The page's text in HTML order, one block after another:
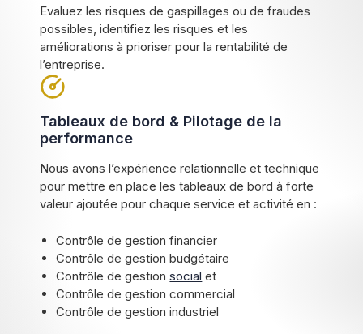
Evaluez les risques de gaspillages ou de fraudes
possibles, identifiez les risques et les
améliorations à prioriser pour la rentabilité de
l’entreprise.
Tableaux de bord & Pilotage de la
performance
Nous avons l’expérience relationnelle et technique
pour mettre en place les tableaux de bord à forte
valeur ajoutée pour chaque service et activité en :
Contrôle de gestion financier
Contrôle de gestion budgétaire
Contrôle de gestionsocial et
Contrôle de gestion commercial
Contrôle de gestion industriel